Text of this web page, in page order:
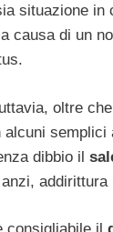
situazione in
causa di un
oltre
dibbio il
addirittura